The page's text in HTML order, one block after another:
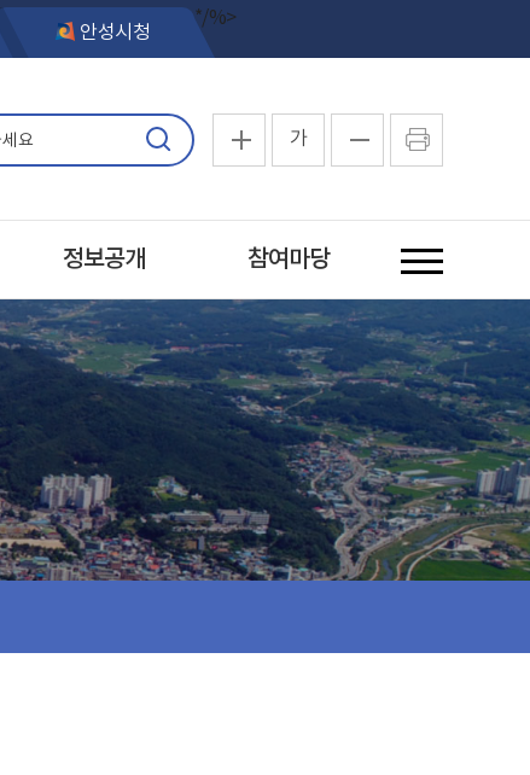
*/%>
안성시청
가
정보공개 참여마당